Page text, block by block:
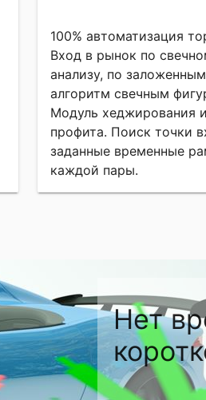
100% автоматизация
Вход в рынок по
анализу, по
алгоритм свечным
Модуль хеджирования
профита. Поиск точки
заданные временные
каждой пары.
Нет